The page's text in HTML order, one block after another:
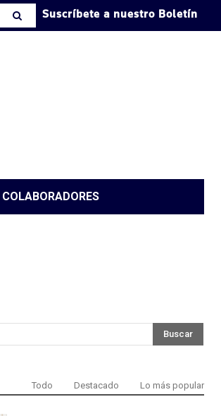
Suscríbete a nuestro Boletín
COLABORADORES
Buscar
Todo Destacado Lo más popular